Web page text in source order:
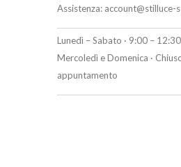
Assistenza: account@stilluce-
Lunedì – Sabato · 9:00 –
Mercoledì e Domenica ·
appuntamento